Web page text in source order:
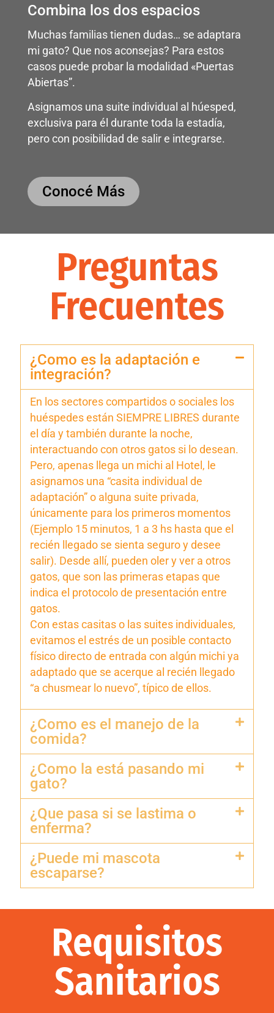
Combina los dos espacios
Muchas familias tienen dudas… se adaptara
mi gato? Que nos aconsejas? Para estos
casos puede probar la modalidad «Puertas
Abiertas”.
Asignamos una suite individual al húesped,
exclusiva para él durante toda la estadía,
pero con posibilidad de salir e integrarse.
Conocé Más
Preguntas
Frecuentes
¿Como es la adaptación e
integración?
En los sectores compartidos o sociales los
huéspedes están SIEMPRE LIBRES durante
el día y también durante la noche,
interactuando con otros gatos si lo desean.
Pero, apenas llega un michi al Hotel, le
asignamos una “casita individual de
adaptación” o alguna suite privada,
únicamente para los primeros momentos
(Ejemplo 15 minutos, 1 a 3 hs hasta que el
recién llegado se sienta seguro y desee
salir). Desde allí, pueden oler y ver a otros
gatos, que son las primeras etapas que
indica el protocolo de presentación entre
gatos.
Con estas casitas o las suites individuales,
evitamos el estrés de un posible contacto
físico directo de entrada con algún michi ya
adaptado que se acerque al recién llegado
“a chusmear lo nuevo”, típico de ellos.
¿Como es el manejo de la
comida?
¿Como la está pasando mi
gato?
¿Que pasa si se lastima o
enferma?
¿Puede mi mascota
escaparse?
Requisitos
Sanitarios